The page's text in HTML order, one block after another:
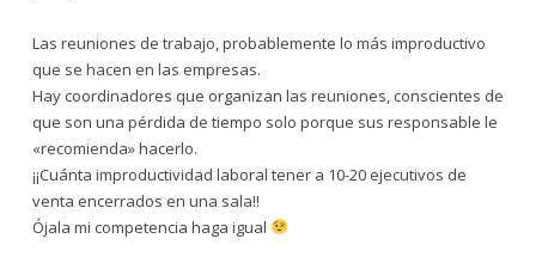
Las reuniones de trabajo, probablemente lo más improductivo
que se hacen en las empresas.
Hay coordinadores que organizan las reuniones, conscientes de
que son una pérdida de tiempo solo porque sus responsable le
«recomienda» hacerlo.
¡¡Cuánta improductividad laboral tener a 10-20 ejecutivos de
venta encerrados en una sala!!
Ójala mi competencia haga igual